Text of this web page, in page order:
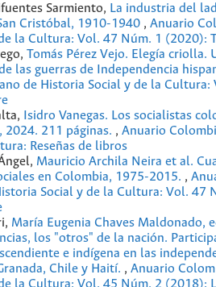
Sarmiento, La industria del
Cristóbal, 1910-1940 , Anuario
la Cultura: Vol. 47 Núm. 1 (2020):
Tomás Pérez Vejo. Elegía criolla.
las guerras de Independencia
de Historia Social y de la Cultura:
Isidro Vanegas. Los socialistas
2024. 211 páginas. , Anuario
Reseñas de libros
Mauricio Archila Neira et al.
en Colombia, 1975-2015. ,
Social y de la Cultura: Vol. 47
María Eugenia Chaves Maldonado,
los "otros" de la nación.
e indígena en las
Chile y Haití. , Anuario
la Cultura: Vol. 45 Núm. 2 (2018):